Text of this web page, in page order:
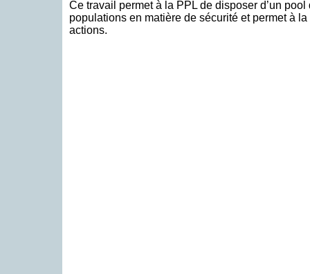
Ce travail permet à la PPL de disposer d’un
populations en matière de sécurité et permet à la
actions.